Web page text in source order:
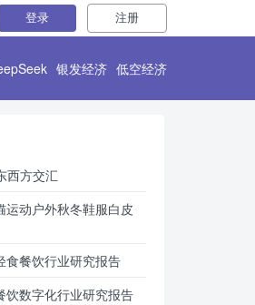
登录 注册
银发经济 低空经济
西方交汇
运动户外秋冬鞋服白皮
食餐饮行业研究报告
饮数字化行业研究报告